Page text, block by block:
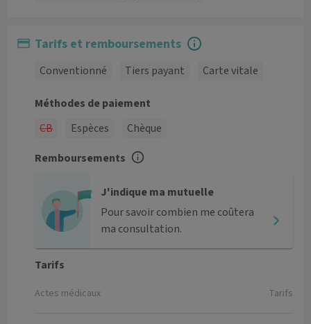
Tarifs et remboursements
Conventionné Tiers payant Carte vitale
Méthodes de paiement
CB
Espèces
Chèque
Remboursements
J'indique ma mutuelle
Pour savoir combien me coûtera
ma consultation.
Tarifs
Actes médicaux Tarifs